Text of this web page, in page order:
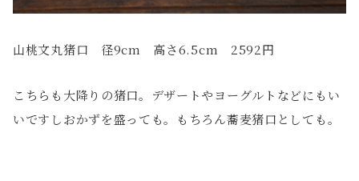
山桃文丸猪口 径9cm 高さ6.5cm 2592円
こちらも大降りの猪口。デザートやヨーグルトなどにもい
いですしおかずを盛っても。もちろん蕎麦猪口としても。